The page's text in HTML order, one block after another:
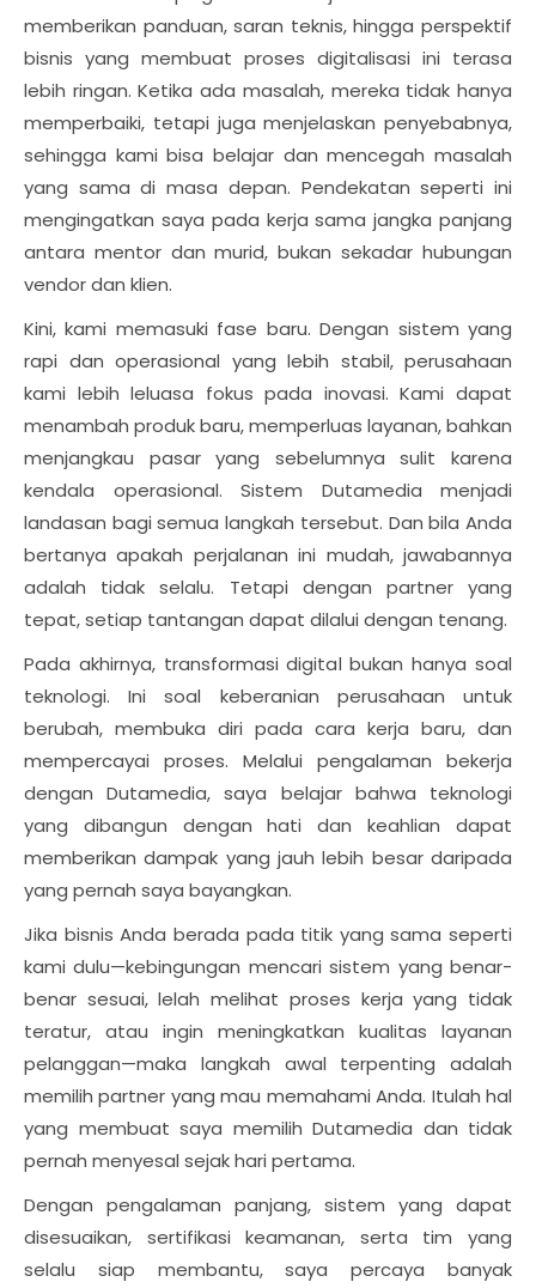
memberikan panduan, saran teknis, hingga perspektif
bisnis yang membuat proses digitalisasi ini terasa
lebih ringan. Ketika ada masalah, mereka tidak hanya
memperbaiki, tetapi juga menjelaskan penyebabnya,
sehingga kami bisa belajar dan mencegah masalah
yang sama di masa depan. Pendekatan seperti ini
mengingatkan saya pada kerja sama jangka panjang
antara mentor dan murid, bukan sekadar hubungan
vendor dan klien.
Kini, kami memasuki fase baru. Dengan sistem yang
rapi dan operasional yang lebih stabil, perusahaan
kami lebih leluasa fokus pada inovasi. Kami dapat
menambah produk baru, memperluas layanan, bahkan
menjangkau pasar yang sebelumnya sulit karena
kendala operasional. Sistem Dutamedia menjadi
landasan bagi semua langkah tersebut. Dan bila Anda
bertanya apakah perjalanan ini mudah, jawabannya
adalah tidak selalu. Tetapi dengan partner yang
tepat, setiap tantangan dapat dilalui dengan tenang.
Pada akhirnya, transformasi digital bukan hanya soal
teknologi. Ini soal keberanian perusahaan untuk
berubah, membuka diri pada cara kerja baru, dan
mempercayai proses. Melalui pengalaman bekerja
dengan Dutamedia, saya belajar bahwa teknologi
yang dibangun dengan hati dan keahlian dapat
memberikan dampak yang jauh lebih besar daripada
yang pernah saya bayangkan.
Jika bisnis Anda berada pada titik yang sama seperti
kami dulu—kebingungan mencari sistem yang benar-
benar sesuai, lelah melihat proses kerja yang tidak
teratur, atau ingin meningkatkan kualitas layanan
pelanggan—maka langkah awal terpenting adalah
memilih partner yang mau memahami Anda. Itulah hal
yang membuat saya memilih Dutamedia dan tidak
pernah menyesal sejak hari pertama.
Dengan pengalaman panjang, sistem yang dapat
disesuaikan, sertifikasi keamanan, serta tim yang
selalu siap membantu, saya percaya banyak